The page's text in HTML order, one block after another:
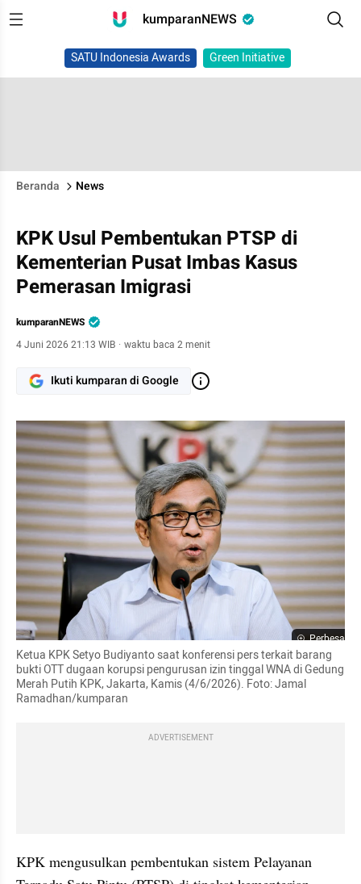
kumparanNEWS
SATU Indonesia Awards Green Initiative
Beranda News
KPK Usul Pembentukan PTSP di
Kementerian Pusat Imbas Kasus
Pemerasan Imigrasi
kumparanNEWS
4 Juni 2026 21:13 WIB · waktu baca 2 menit
Ikuti kumparan di Google
Perbesar
Ketua KPK Setyo Budiyanto saat konferensi pers terkait barang
bukti OTT dugaan korupsi pengurusan izin tinggal WNA di Gedung
Merah Putih KPK, Jakarta, Kamis (4/6/2026). Foto: Jamal
Ramadhan/kumparan
ADVERTISEMENT
KPK mengusulkan pembentukan sistem Pelayanan